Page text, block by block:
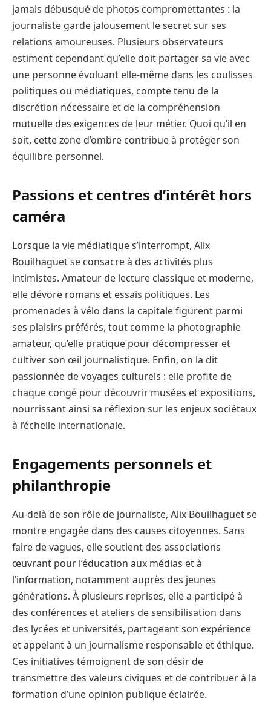
jamais débusqué de photos compromettantes : la
journaliste garde jalousement le secret sur ses
relations amoureuses. Plusieurs observateurs
estiment cependant qu’elle doit partager sa vie avec
une personne évoluant elle-même dans les coulisses
politiques ou médiatiques, compte tenu de la
discrétion nécessaire et de la compréhension
mutuelle des exigences de leur métier. Quoi qu’il en
soit, cette zone d’ombre contribue à protéger son
équilibre personnel.
Passions et centres d’intérêt hors
caméra
Lorsque la vie médiatique s’interrompt, Alix
Bouilhaguet se consacre à des activités plus
intimistes. Amateur de lecture classique et moderne,
elle dévore romans et essais politiques. Les
promenades à vélo dans la capitale figurent parmi
ses plaisirs préférés, tout comme la photographie
amateur, qu’elle pratique pour décompresser et
cultiver son œil journalistique. Enfin, on la dit
passionnée de voyages culturels : elle profite de
chaque congé pour découvrir musées et expositions,
nourrissant ainsi sa réflexion sur les enjeux sociétaux
à l’échelle internationale.
Engagements personnels et
philanthropie
Au-delà de son rôle de journaliste, Alix Bouilhaguet se
montre engagée dans des causes citoyennes. Sans
faire de vagues, elle soutient des associations
œuvrant pour l’éducation aux médias et à
l’information, notamment auprès des jeunes
générations. À plusieurs reprises, elle a participé à
des conférences et ateliers de sensibilisation dans
des lycées et universités, partageant son expérience
et appelant à un journalisme responsable et éthique.
Ces initiatives témoignent de son désir de
transmettre des valeurs civiques et de contribuer à la
formation d’une opinion publique éclairée.